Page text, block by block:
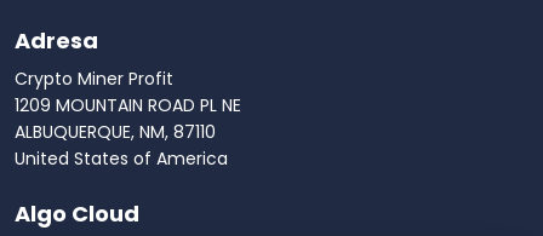
Adresa
Crypto Miner Profit
1209 MOUNTAIN ROAD PL NE
ALBUQUERQUE, NM, 87110
United States of America
Algo Cloud